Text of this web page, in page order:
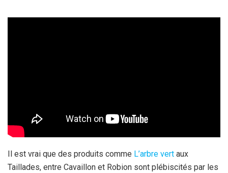
Il est vrai que des produits comme L’arbre vert aux
Taillades, entre Cavaillon et Robion sont plébiscités par les